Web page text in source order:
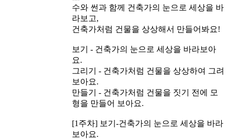
수와 썬과 함께 건축가의 눈으로 세상을 바
라보고,
건축가처럼 건물을 상상해서 만들어봐요!
보기 - 건축가의 눈으로 세상을 바라보아
요.
그리기 - 건축가처럼 건물을 상상하여 그려
보아요.
만들기 - 건축가처럼 건물을 짓기 전에 모
형을 만들어 보아요.
[1주차] 보기-건축가의 눈으로 세상을 바라
보아요.